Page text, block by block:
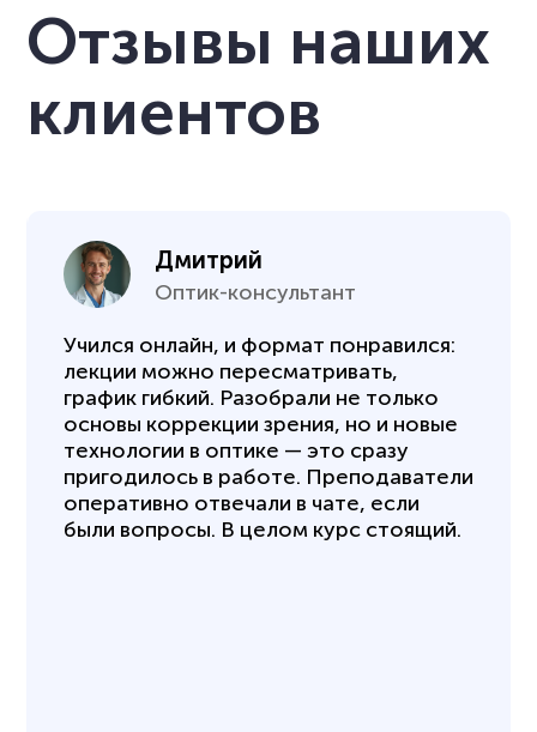
Отзывы наших
клиентов
Дмитрий
Оптик-консультант
Учился онлайн, и формат понравился:
лекции можно пересматривать,
график гибкий. Разобрали не только
основы коррекции зрения, но и новые
технологии в оптике — это сразу
пригодилось в работе. Преподаватели
оперативно отвечали в чате, если
были вопросы. В целом курс стоящий.